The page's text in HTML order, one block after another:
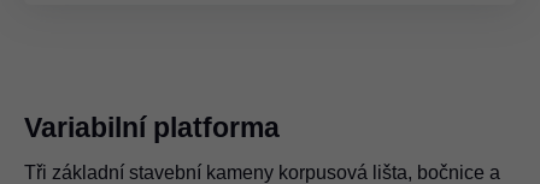
Variabilní platforma
Tři základní stavební kameny korpusová lišta, bočnice a